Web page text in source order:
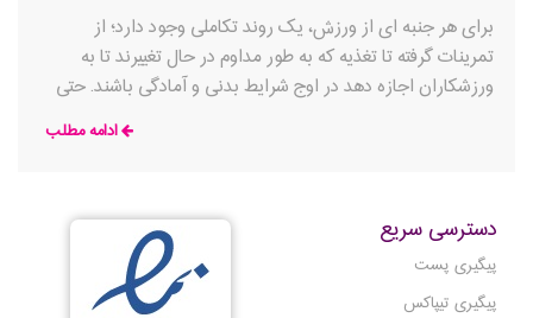
برای هر جنبه ای از ورزش، یک روند تکاملی وجود دارد؛ از
تمرینات گرفته تا تغذیه که به طور مداوم در حال تغییرند تا به
ورزشکاران اجازه دهد در اوج شرایط بدنی و آمادگی باشند. حتی
تجهیزات ورزشی نیز در حال تکامل دائمی هستند تا اطمینان
حاصل شود که هر لحظه از ورزش بازیکنان در راحتی کامل بوده و
ادامه مطلب
دسترسی سریع
پیگیری پست
پیگیری تیپاکس